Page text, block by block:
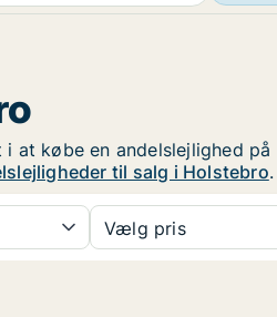
at købe en andelslejlighed
til salg i Holstebro.
Vælg pris